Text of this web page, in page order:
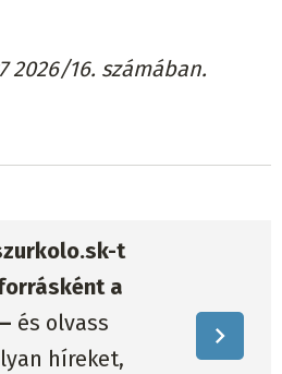
2026/16. számában.
t
a
és olvass
híreket,